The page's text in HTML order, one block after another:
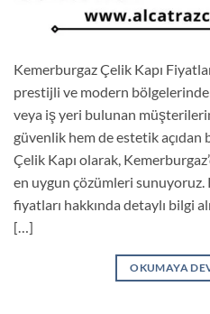
Kemerburgaz Çelik Kapı
prestijli ve modern
veya iş yeri bulunan
güvenlik hem de estetik açıdan
Çelik Kapı olarak,
en uygun çözümleri sunuyoruz.
fiyatları hakkında detaylı bilgi
[…]
OKUMAYA